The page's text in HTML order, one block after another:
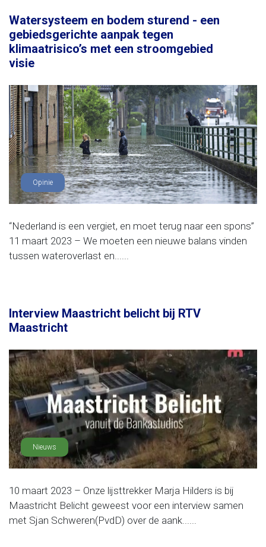
Watersysteem en bodem sturend - een
gebiedsgerichte aanpak tegen
klimaatrisico’s met een stroomgebied
visie
Opinie
“Nederland is een vergiet, en moet terug naar een spons”
11 maart 2023 – We moeten een nieuwe balans vinden
tussen wateroverlast en......
Interview Maastricht belicht bij RTV
Maastricht
Nieuws
10 maart 2023 – Onze lijsttrekker Marja Hilders is bij
Maastricht Belicht geweest voor een interview samen
met Sjan Schweren(PvdD) over de aank......